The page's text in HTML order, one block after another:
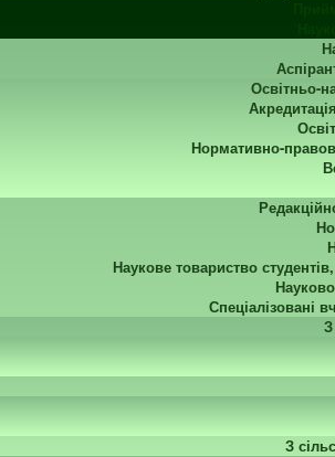
Освітньо-
Нормативно-
Наукове товариство
Спеціалізовані
З